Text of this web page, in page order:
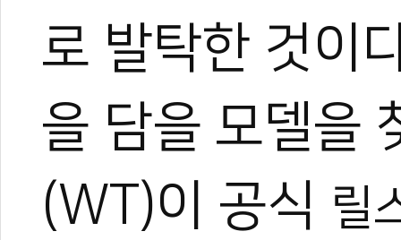
로 발탁한 것이
을 담을 모델을
(WT)이 공식 릴